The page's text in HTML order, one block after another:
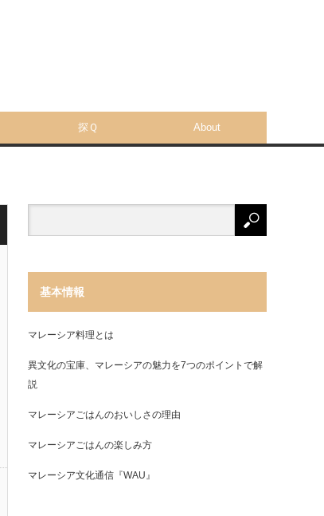
探Ｑ About
基本情報
マレーシア料理とは
異文化の宝庫、マレーシアの魅力を7つのポイントで解
説
マレーシアごはんのおいしさの理由
マレーシアごはんの楽しみ方
マレーシア文化通信『WAU』